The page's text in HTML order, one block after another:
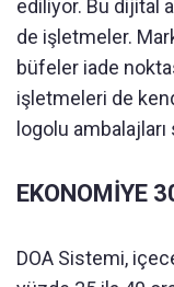
ediliyor. Bu dijital
de işletmeler.
büfeler iade
işletmeleri de
logolu
EKONOMİYE
DOA Sistemi,